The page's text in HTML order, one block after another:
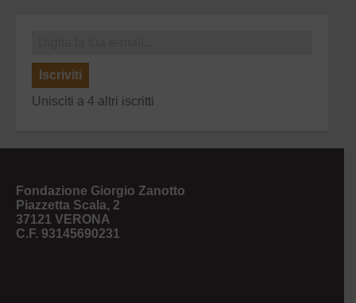
Iscriviti
Unisciti a 4 altri iscritti
Fondazione Giorgio Zanotto
Piazzetta Scala, 2
37121 VERONA
C.F. 93145690231